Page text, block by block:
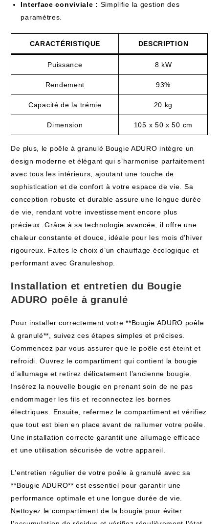
Interface conviviale : Simplifie la gestion des
paramètres.
CARACTÉRISTIQUE DESCRIPTION
Puissance 8 kW
Rendement 93%
Capacité de la trémie 20 kg
Dimension 105 x 50 x 50 cm
De plus, le poêle à granulé Bougie ADURO intègre un
design moderne et élégant qui s’harmonise parfaitement
avec tous les intérieurs, ajoutant une touche de
sophistication et de confort à votre espace de vie. Sa
conception robuste et durable assure une longue durée
de vie, rendant votre investissement encore plus
précieux. Grâce à sa technologie avancée, il offre une
chaleur constante et douce, idéale pour les mois d’hiver
rigoureux. Faites le choix d’un chauffage écologique et
performant avec Granuleshop.
Installation et entretien du Bougie
ADURO poêle à granulé
Pour installer correctement votre **Bougie ADURO poêle
à granulé**, suivez ces étapes simples et précises.
Commencez par vous assurer que le poêle est éteint et
refroidi. Ouvrez le compartiment qui contient la bougie
d’allumage et retirez délicatement l’ancienne bougie.
Insérez la nouvelle bougie en prenant soin de ne pas
endommager les fils et reconnectez les bornes
électriques. Ensuite, refermez le compartiment et vérifiez
que tout est bien en place avant de rallumer votre poêle.
Une installation correcte garantit une allumage efficace
et une utilisation sécurisée de votre appareil.
L’entretien régulier de votre poêle à granulé avec sa
**Bougie ADURO** est essentiel pour garantir une
performance optimale et une longue durée de vie.
Nettoyez le compartiment de la bougie pour éviter